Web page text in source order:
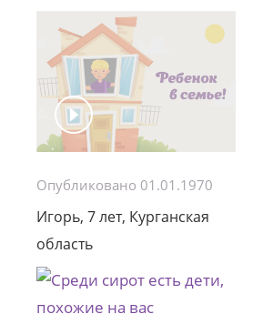
Опубликовано 01.01.1970
Игорь, 7 лет, Курганская
область